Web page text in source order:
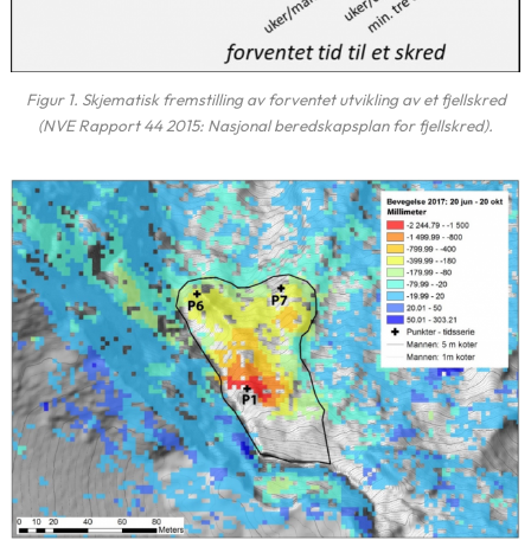
Figur 1. Skjematisk fremstilling av forventet utvikling av et fjellskred
(NVE Rapport 44 2015: Nasjonal beredskapsplan for fjellskred).